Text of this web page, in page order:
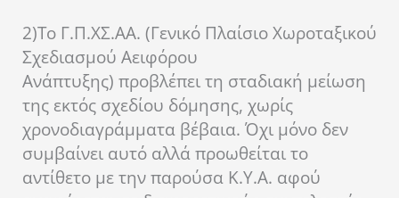
2)Το Γ.Π.ΧΣ.ΑΑ. (Γενικό Πλαίσιο Χωροταξικού
Σχεδιασμού Αειφόρου
Ανάπτυξης) προβλέπει τη σταδιακή μείωση
της εκτός σχεδίου δόμησης, χωρίς
χρονοδιαγράμματα βέβαια. Όχι μόνο δεν
συμβαίνει αυτό αλλά προωθείται το
αντίθετο με την παρούσα Κ.Υ.Α. αφού